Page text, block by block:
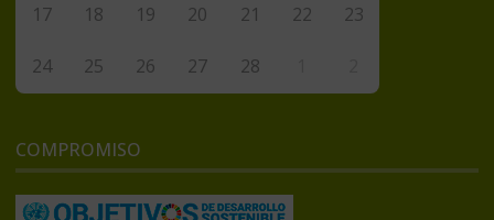
17 18 19 20 21 22 23
24 25 26 27 28
COMPROMISO